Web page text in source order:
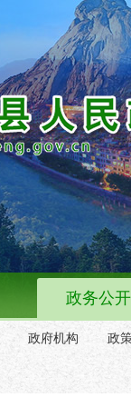
政务公开
政府机构 政